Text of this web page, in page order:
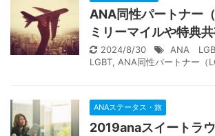
ANA同性パートナー
ミリーマイルや特典共
2024/8/30 ANA
LGBT, ANA同性パートナー（
ANAステータス・旅
2019anaスイートラ